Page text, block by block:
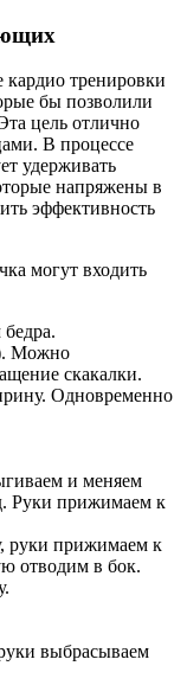
тренировки
бы позволили
цель отлично
В процессе
удерживать
напряжены в
эффективность
могут входить
Можно
скакалки.
Одновременно
и меняем
Руки прижимаем к
руки прижимаем к
отводим в бок.
выбрасываем